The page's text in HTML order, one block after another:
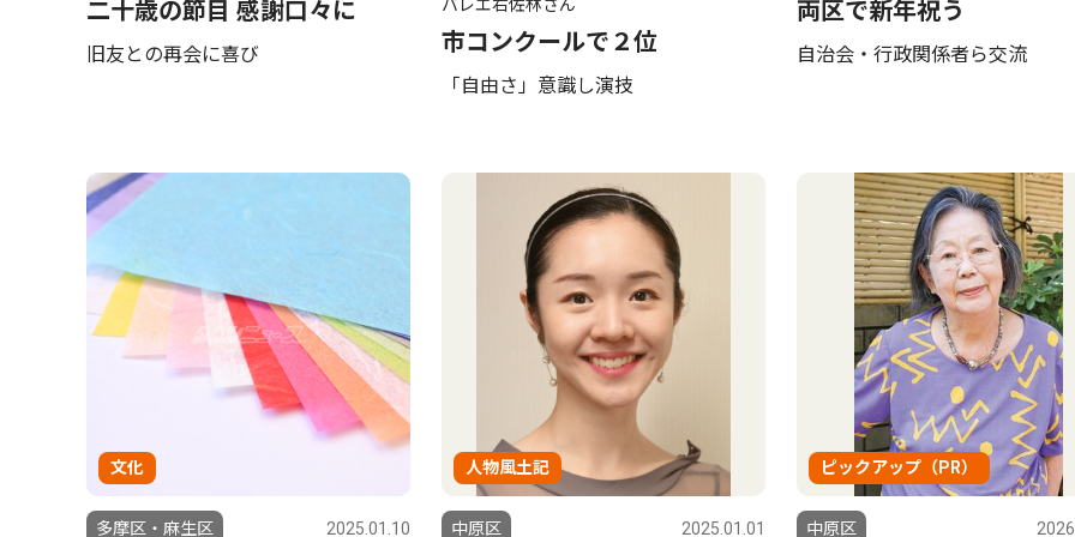
二十歳の節目 感謝口々に
旧友との再会に喜び
バレエ右佐林さん
市コンクールで２位
「自由さ」意識し演技
両区で新年祝う
自治会・行政関係者ら交流
文化
多摩区・麻生区 2025.01.10
人物風土記
中原区 2025.01.01
ピックアップ（PR）
中原区